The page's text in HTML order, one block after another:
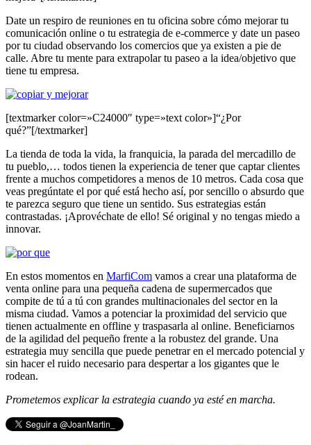
Date un respiro de reuniones en tu oficina sobre cómo mejorar tu
comunicación online o tu estrategia de e-commerce y date un paseo
por tu ciudad observando los comercios que ya existen a pie de
calle. Abre tu mente para extrapolar tu paseo a la idea/objetivo que
tiene tu empresa.
[textmarker color=»C24000″ type=»text color»]“¿Por
qué?”[/textmarker]
La tienda de toda la vida, la franquicia, la parada del mercadillo de
tu pueblo,… todos tienen la experiencia de tener que captar clientes
frente a muchos competidores a menos de 10 metros. Cada cosa que
veas pregúntate el por qué está hecho así, por sencillo o absurdo que
te parezca seguro que tiene un sentido. Sus estrategias están
contrastadas. ¡Aprovéchate de ello! Sé original y no tengas miedo a
innovar.
En estos momentos en MarfiCom vamos a crear una plataforma de
venta online para una pequeña cadena de supermercados que
compite de tú a tú con grandes multinacionales del sector en la
misma ciudad. Vamos a potenciar la proximidad del servicio que
tienen actualmente en offline y traspasarla al online. Beneficiarnos
de la agilidad del pequeño frente a la robustez del grande. Una
estrategia muy sencilla que puede penetrar en el mercado potencial y
sin hacer el ruido necesario para despertar a los gigantes que le
rodean.
Prometemos explicar la estrategia cuando ya esté en marcha.